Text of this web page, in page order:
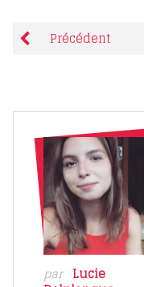
Précédent
par Lucie